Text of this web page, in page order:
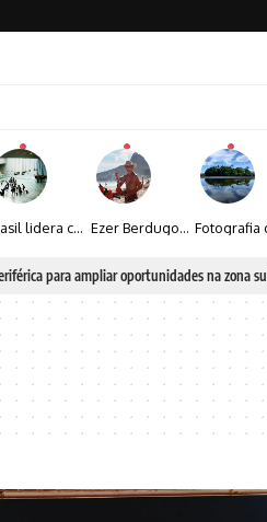
Brasil lidera crescimento entre os 15 maiores mercados globais de viagens corporativas Ezer Berdugo transforma experiências multiculturais e memórias em narrativas visuais por meio da fotografia
para ampliar oportunidades na zona sul